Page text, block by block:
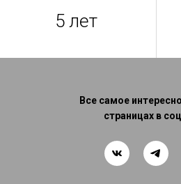
5 лет
Все самое
страницах в